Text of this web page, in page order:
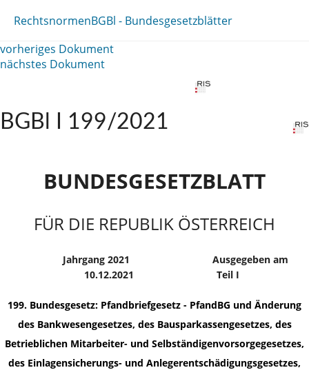
RechtsnormenBGBl - Bundesgesetzblätter
vorheriges Dokument
nächstes Dokument
BGBl I 199/2021
BUNDESGESETZBLATT
FÜR DIE REPUBLIK ÖSTERREICH
Jahrgang 2021
Ausgegeben am
10.12.2021
Teil I
199. Bundesgesetz: Pfandbriefgesetz - PfandBG und Änderung
des Bankwesengesetzes, des Bausparkassengesetzes, des
Betrieblichen Mitarbeiter- und Selbständigenvorsorgegesetzes,
des Einlagensicherungs- und Anlegerentschädigungsgesetzes,